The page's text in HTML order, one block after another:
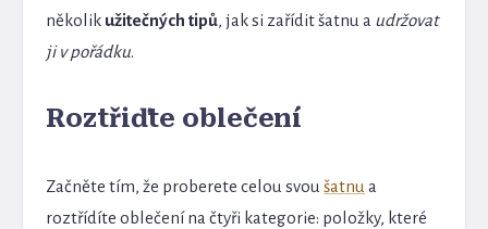
několik užitečných tipů, jak si zařídit šatnu a udržovat
ji v pořádku.
Roztřiďte oblečení
Začněte tím, že proberete celou svoušatnua
roztřídíte oblečení na čtyři kategorie: položky, které